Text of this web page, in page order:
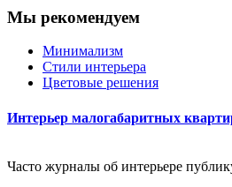
Мы рекомендуем
Минимализм
Стили интерьера
Цветовые решения
Интерьер малогабаритных
Часто журналы об интерьере